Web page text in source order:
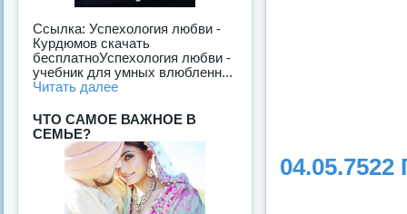
Ссылка: Успехология любви -
Курдюмов скачать
бесплатноУспехология любви -
учебник для умных влюбленн...
Читать далее
ЧТО САМОЕ ВАЖНОЕ В
СЕМЬЕ?